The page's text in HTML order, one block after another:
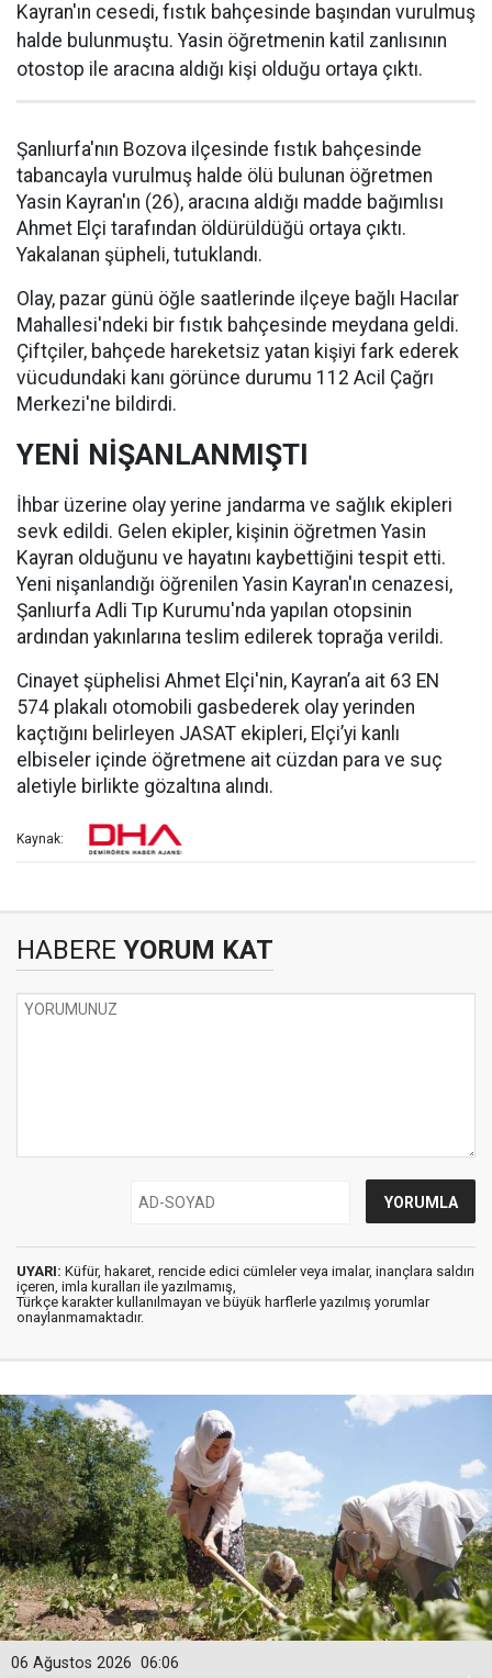
Kayran'ın cesedi, fıstık bahçesinde başından vurulmuş
halde bulunmuştu. Yasin öğretmenin katil zanlısının
otostop ile aracına aldığı kişi olduğu ortaya çıktı.
Şanlıurfa'nın Bozova ilçesinde fıstık bahçesinde
tabancayla vurulmuş halde ölü bulunan öğretmen
Yasin Kayran'ın (26), aracına aldığı madde bağımlısı
Ahmet Elçi tarafından öldürüldüğü ortaya çıktı.
Yakalanan şüpheli, tutuklandı.
Olay, pazar günü öğle saatlerinde ilçeye bağlı Hacılar
Mahallesi'ndeki bir fıstık bahçesinde meydana geldi.
Çiftçiler, bahçede hareketsiz yatan kişiyi fark ederek
vücudundaki kanı görünce durumu 112 Acil Çağrı
Merkezi'ne bildirdi.
YENİ NİŞANLANMIŞTI
İhbar üzerine olay yerine jandarma ve sağlık ekipleri
sevk edildi. Gelen ekipler, kişinin öğretmen Yasin
Kayran olduğunu ve hayatını kaybettiğini tespit etti.
Yeni nişanlandığı öğrenilen Yasin Kayran'ın cenazesi,
Şanlıurfa Adli Tıp Kurumu'nda yapılan otopsinin
ardından yakınlarına teslim edilerek toprağa verildi.
Cinayet şüphelisi Ahmet Elçi'nin, Kayran’a ait 63 EN
574 plakalı otomobili gasbederek olay yerinden
kaçtığını belirleyen JASAT ekipleri, Elçi’yi kanlı
elbiseler içinde öğretmene ait cüzdan para ve suç
aletiyle birlikte gözaltına alındı.
Kaynak:
HABERE YORUM KAT
UYARI: Küfür, hakaret, rencide edici cümleler veya imalar, inançlara saldırı
içeren, imla kuralları ile yazılmamış,
Türkçe karakter kullanılmayan ve büyük harflerle yazılmış yorumlar
onaylanmamaktadır.
06:06
06 Ağustos 2026